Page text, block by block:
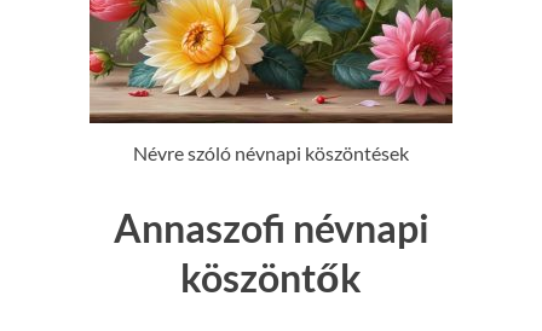
Névre szóló névnapi köszöntések
Annaszofi névnapi
köszöntők